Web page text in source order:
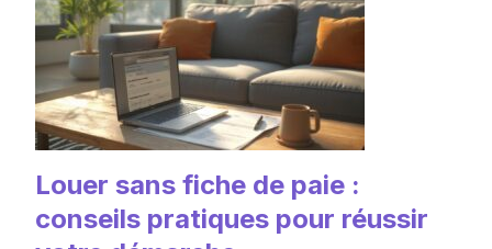
Louer sans fiche de paie :
conseils pratiques pour réussir